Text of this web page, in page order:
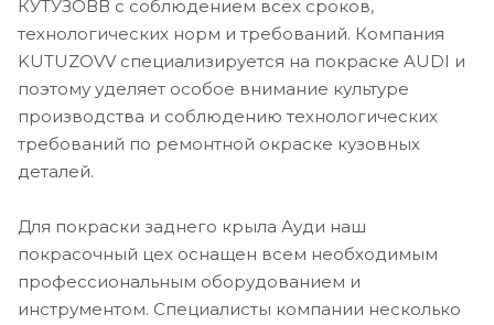
КУТУЗОВВ с соблюдением всех сроков,
технологических норм и требований. Компания
KUTUZOVV специализируется на покраске AUDI и
поэтому уделяет особое внимание культуре
производства и соблюдению технологических
требований по ремонтной окраске кузовных
деталей.
Для покраски заднего крыла Ауди наш
покрасочный цех оснащен всем необходимым
профессиональным оборудованием и
инструментом. Специалисты компании несколько